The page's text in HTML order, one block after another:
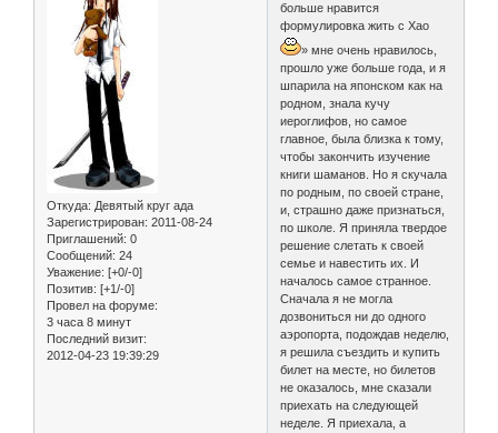
Откуда: Девятый круг ада
Зарегистрирован: 2011-08-24
Приглашений: 0
Сообщений: 24
Уважение: [+0/-0]
Позитив: [+1/-0]
Провел на форуме:
3 часа 8 минут
Последний визит:
2012-04-23 19:39:29
больше нравится
формулировка жить с Хао
» мне очень нравилось,
прошло уже больше года, и я
шпарила на японском как на
родном, знала кучу
иероглифов, но самое
главное, была близка к тому,
чтобы закончить изучение
книги шаманов. Но я скучала
по родным, по своей стране,
и, страшно даже признаться,
по школе. Я приняла твердое
решение слетать к своей
семье и навестить их. И
началось самое странное.
Сначала я не могла
дозвониться ни до одного
аэропорта, подождав неделю,
я решила съездить и купить
билет на месте, но билетов
не оказалось, мне сказали
приехать на следующей
неделе. Я приехала, а